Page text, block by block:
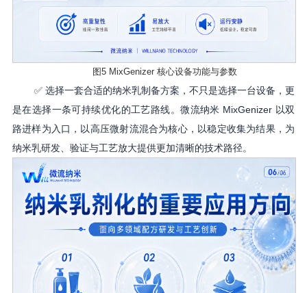
图5 MixGenizer 核心设备功能与参数
✅ 选择一套合适的纳米乳制备方案，不只是选择一台设备，更
是在选择一条可持续优化的工艺路线。微流纳米 MixGenizer 以双
路进样为入口，以高压微射流混合为核心，以稳定收集为结果，为
纳米乳研发、验证与工艺放大提供更加清晰的技术路径。